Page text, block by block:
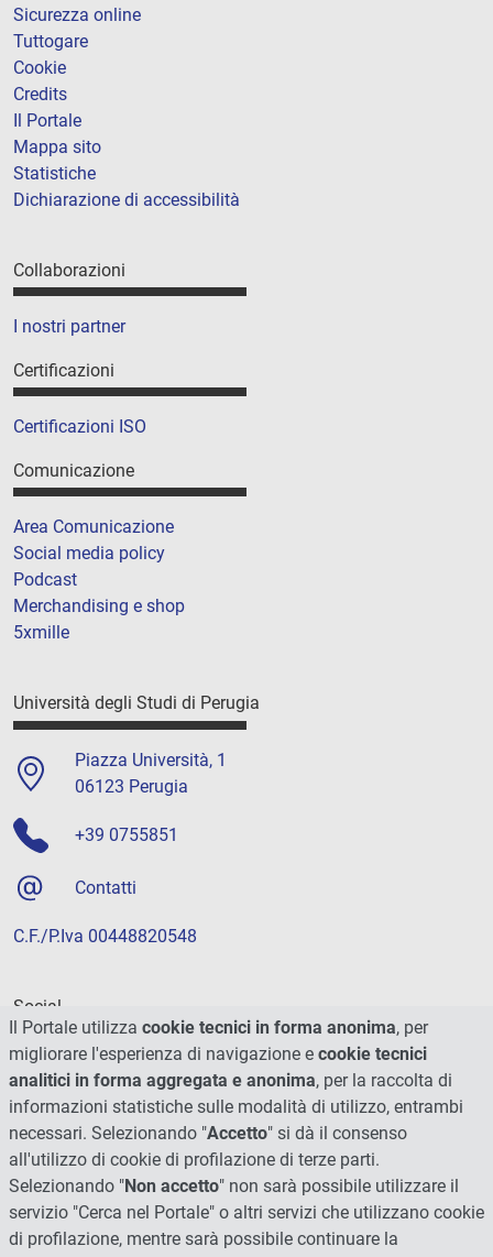
Sicurezza online
Tuttogare
Cookie
Credits
Il Portale
Mappa sito
Statistiche
Dichiarazione di accessibilità
Collaborazioni
I nostri partner
Certificazioni
Certificazioni ISO
Comunicazione
Area Comunicazione
Social media policy
Podcast
Merchandising e shop
5xmille
Università degli Studi di Perugia
Piazza Università, 1
06123 Perugia
+39 0755851
Contatti
C.F./P.Iva 00448820548
Social
Il Portale utilizza cookie tecnici in forma anonima, per
migliorare l'esperienza di navigazione e cookie tecnici
analitici in forma aggregata e anonima, per la raccolta di
informazioni statistiche sulle modalità di utilizzo, entrambi
necessari. Selezionando "Accetto" si dà il consenso
all'utilizzo di cookie di profilazione di terze parti.
Selezionando "Non accetto" non sarà possibile utilizzare il
servizio "Cerca nel Portale" o altri servizi che utilizzano cookie
di profilazione, mentre sarà possibile continuare la